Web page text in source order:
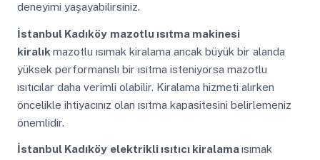
deneyimi yaşayabilirsiniz.
İstanbul Kadıköy mazotlu ısıtma makinesi
kiralık mazotlu ısımak kiralama ancak büyük bir alanda
yüksek performanslı bir ısıtma isteniyorsa mazotlu
ısıtıcılar daha verimli olabilir. Kiralama hizmeti alırken
öncelikle ihtiyacınız olan ısıtma kapasitesini belirlemeniz
önemlidir.
İstanbul Kadıköy elektrikli ısıtıcı kiralamaısımak